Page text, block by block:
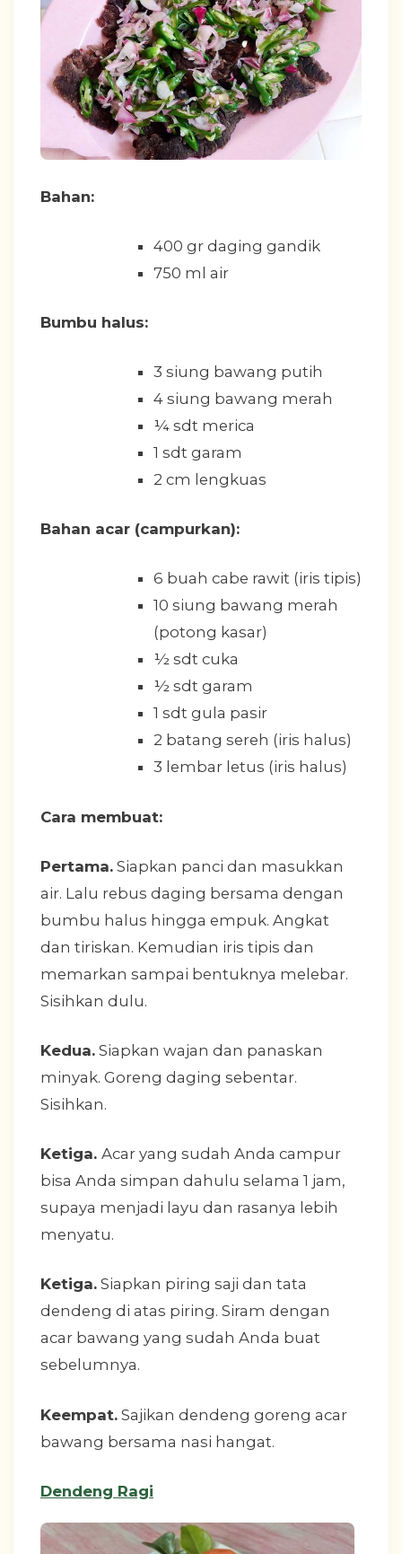
Bahan:
400 gr daging gandik
750 ml air
Bumbu halus:
3 siung bawang putih
4 siung bawang merah
¼ sdt merica
1 sdt garam
2 cm lengkuas
Bahan acar (campurkan):
6 buah cabe rawit (iris tipis)
10 siung bawang merah
(potong kasar)
½ sdt cuka
½ sdt garam
1 sdt gula pasir
2 batang sereh (iris halus)
3 lembar letus (iris halus)
Cara membuat:
Pertama. Siapkan panci dan masukkan
air. Lalu rebus daging bersama dengan
bumbu halus hingga empuk. Angkat
dan tiriskan. Kemudian iris tipis dan
memarkan sampai bentuknya melebar.
Sisihkan dulu.
Kedua. Siapkan wajan dan panaskan
minyak. Goreng daging sebentar.
Sisihkan.
Ketiga. Acar yang sudah Anda campur
bisa Anda simpan dahulu selama 1 jam,
supaya menjadi layu dan rasanya lebih
menyatu.
Ketiga. Siapkan piring saji dan tata
dendeng di atas piring. Siram dengan
acar bawang yang sudah Anda buat
sebelumnya.
Keempat. Sajikan dendeng goreng acar
bawang bersama nasi hangat.
Dendeng Ragi